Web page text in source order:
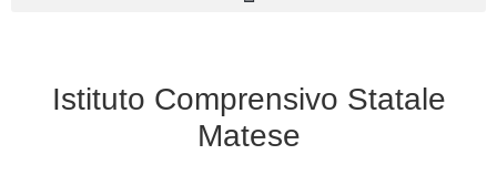
Istituto Comprensivo Statale
Matese